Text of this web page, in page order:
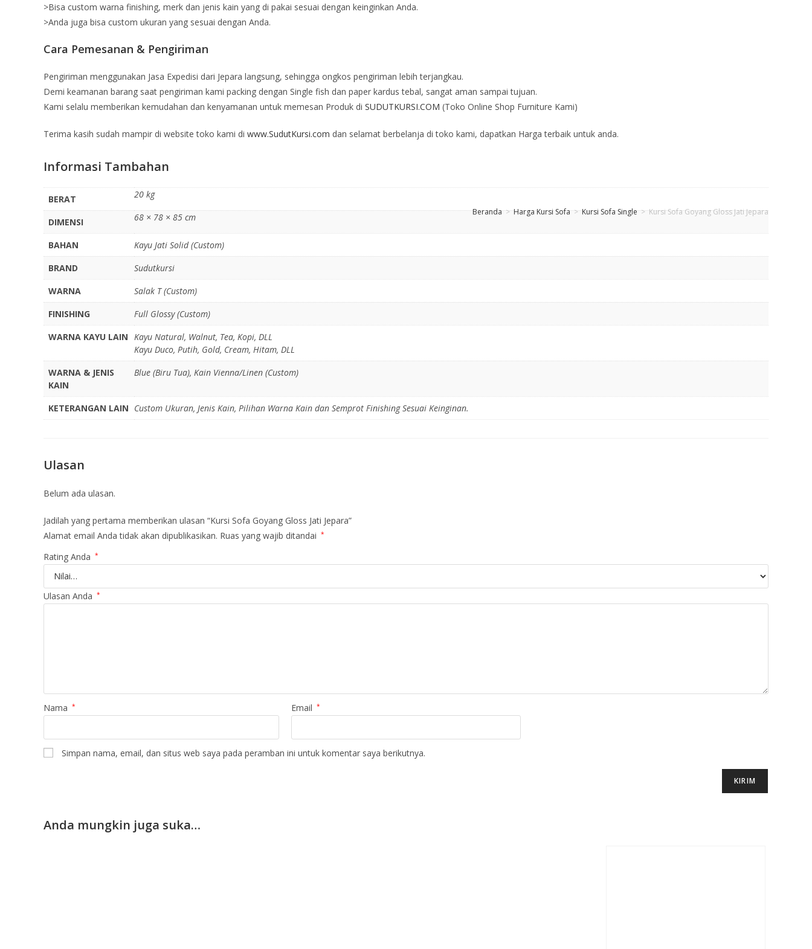
Beranda > Harga Kursi Sofa > Kursi Sofa Single > Kursi Sofa Goyang Gloss Jati Jepara
>Bisa custom warna finishing, merk dan jenis kain yang di pakai sesuai dengan keinginkan Anda.
>Anda juga bisa custom ukuran yang sesuai dengan Anda.
Cara Pemesanan & Pengiriman
Pengiriman menggunakan Jasa Expedisi dari Jepara langsung, sehingga ongkos pengiriman lebih terjangkau.
Demi keamanan barang saat pengiriman kami packing dengan Single fish dan paper kardus tebal, sangat aman sampai tujuan.
Kami selalu memberikan kemudahan dan kenyamanan untuk memesan Produk di SUDUTKURSI.COM (Toko Online Shop Furniture Kami)
Terima kasih sudah mampir di website toko kami di www.SudutKursi.com dan selamat berbelanja di toko kami, dapatkan Harga terbaik untuk anda.
Informasi Tambahan
BERAT 20 kg
DIMENSI 68 × 78 × 85 cm
BAHAN
Kayu Jati Solid (Custom)
BRAND
Sudutkursi
WARNA
Salak T (Custom)
FINISHING
Full Glossy (Custom)
WARNA KAYU LAIN
Kayu Natural, Walnut, Tea, Kopi, DLL
Kayu Duco, Putih, Gold, Cream, Hitam, DLL
WARNA & JENIS
KAIN
Blue (Biru Tua), Kain Vienna/Linen (Custom)
KETERANGAN LAIN Custom Ukuran, Jenis Kain, Pilihan Warna Kain dan Semprot Finishing Sesuai Keinginan.
Ulasan
Belum ada ulasan.
Jadilah yang pertama memberikan ulasan “Kursi Sofa Goyang Gloss Jati Jepara”
Alamat email Anda tidak akan dipublikasikan. Ruas yang wajib ditandai *
Rating Anda *
Ulasan Anda *
Nama * Email *
Simpan nama, email, dan situs web saya pada peramban ini untuk komentar saya berikutnya.
Anda mungkin juga suka…